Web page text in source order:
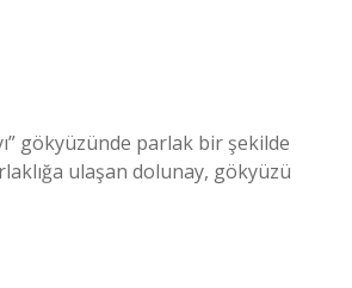
gökyüzünde parlak bir şekilde
ulaşan dolunay, gökyüzü